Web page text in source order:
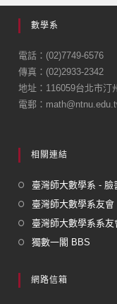
e
b
o
o
k
數學系
電話：(02)7749-6576
傳真：(02)2933-2342
地址：116059台北市汀
電郵：
相關連結
臺灣師大數學系 - 臉
臺灣師大數學系友會
臺灣師大數學系系
獨數一閣 BBS
網路信箱